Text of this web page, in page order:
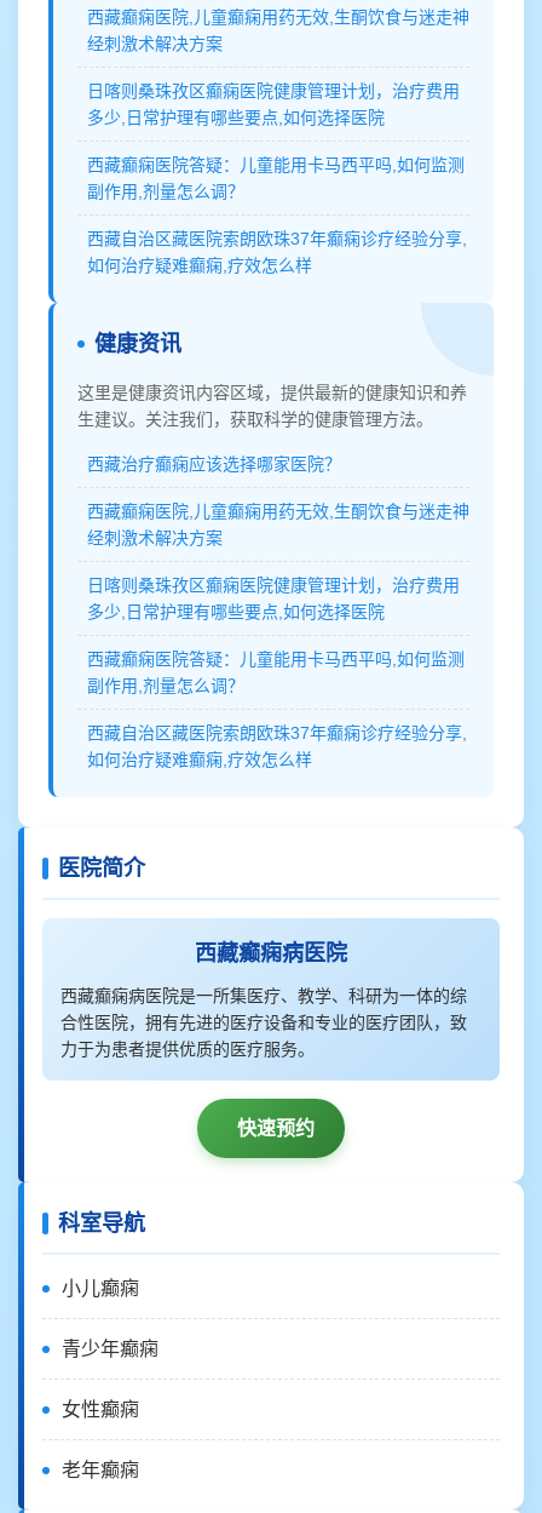
西藏癫痫医院,儿童癫痫用药无效,生酮饮食与迷走神
经刺激术解决方案
日喀则桑珠孜区癫痫医院健康管理计划，治疗费用
多少,日常护理有哪些要点,如何选择医院
西藏癫痫医院答疑：儿童能用卡马西平吗,如何监测
副作用,剂量怎么调？
西藏自治区藏医院索朗欧珠37年癫痫诊疗经验分享,
如何治疗疑难癫痫,疗效怎么样
健康资讯
这里是健康资讯内容区域，提供最新的健康知识和养
生建议。关注我们，获取科学的健康管理方法。
西藏治疗癫痫应该选择哪家医院？
西藏癫痫医院,儿童癫痫用药无效,生酮饮食与迷走神
经刺激术解决方案
日喀则桑珠孜区癫痫医院健康管理计划，治疗费用
多少,日常护理有哪些要点,如何选择医院
西藏癫痫医院答疑：儿童能用卡马西平吗,如何监测
副作用,剂量怎么调？
西藏自治区藏医院索朗欧珠37年癫痫诊疗经验分享,
如何治疗疑难癫痫,疗效怎么样
医院简介
西藏癫痫病医院
西藏癫痫病医院是一所集医疗、教学、科研为一体的综
合性医院，拥有先进的医疗设备和专业的医疗团队，致
力于为患者提供优质的医疗服务。
快速预约
科室导航
小儿癫痫
青少年癫痫
女性癫痫
老年癫痫